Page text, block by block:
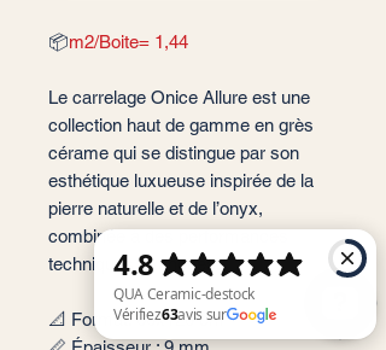
📦m2/Boite= 1,44
Le carrelage Onice Allure est une
collection haut de gamme en grès
cérame qui se distingue par son
esthétique luxueuse inspirée de la
pierre naturelle et de l’onyx,
combinée à des performances
techniques avancées.
📐 Format: 60x120 cm